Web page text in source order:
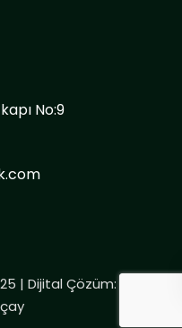
No:9
| Dijital Çözüm: